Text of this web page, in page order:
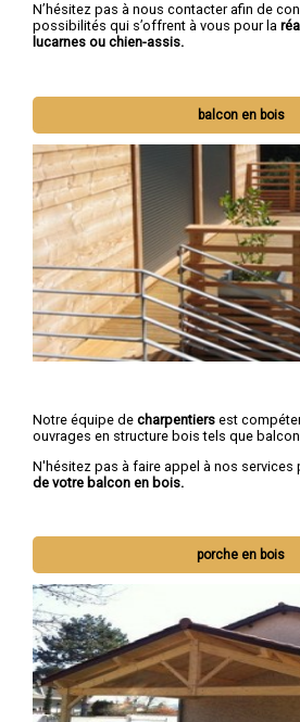
N’hésitez pas à nous contacter afin de
possibilités qui s’offrent à vous pour la
lucarnes ou chien-assis.
balcon en bois
Notre équipe de charpentiers est
ouvrages en structure bois tels que
N'hésitez pas à faire appel à nos services
de votre balcon en bois.
porche en bois